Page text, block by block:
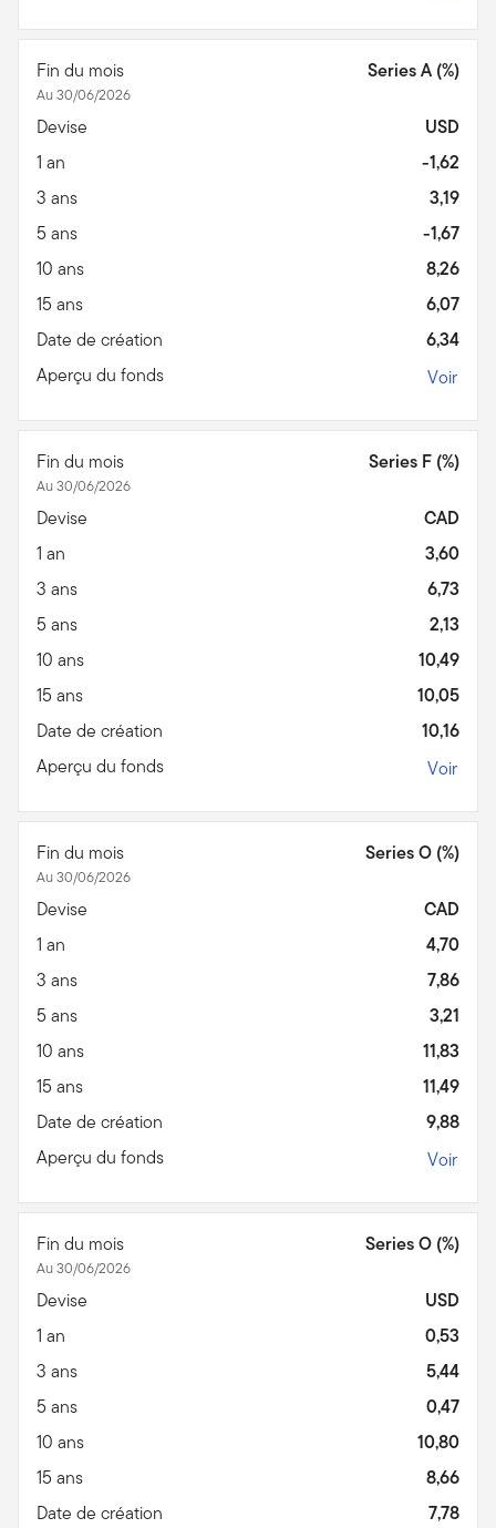
Fin du mois
Au 30/06/2026
Series A (%)
Devise
USD
1 an
-1,62
3 ans
3,19
5 ans
-1,67
10 ans
8,26
15 ans
6,07
Date de création
6,34
Aperçu du fonds
Voir
Fin du mois
Au 30/06/2026
Series F (%)
Devise
CAD
1 an
3,60
3 ans
6,73
5 ans
2,13
10 ans
10,49
15 ans
10,05
Date de création
10,16
Aperçu du fonds
Voir
Fin du mois
Au 30/06/2026
Series O (%)
Devise
CAD
1 an
4,70
3 ans
7,86
5 ans
3,21
10 ans
11,83
15 ans
11,49
Date de création
9,88
Aperçu du fonds
Voir
Fin du mois
Au 30/06/2026
Series O (%)
Devise
USD
1 an
0,53
3 ans
5,44
5 ans
0,47
10 ans
10,80
15 ans
8,66
Date de création
7,78